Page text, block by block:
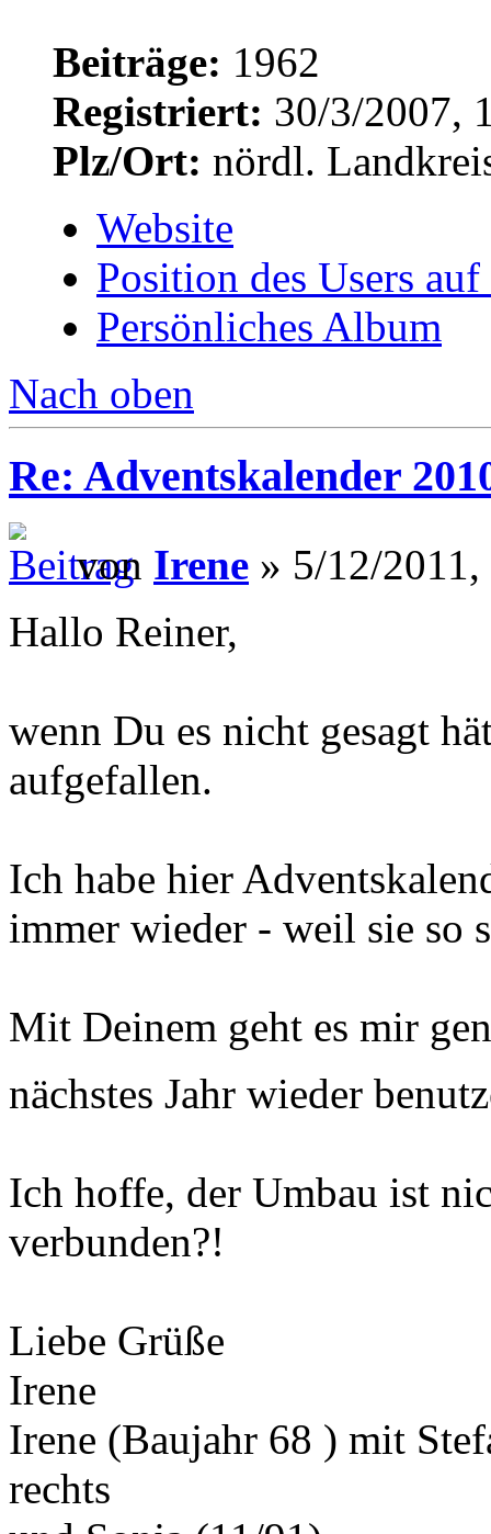
Beiträge: 1962
Registriert: 30/3/2007,
Plz/Ort: nördl.
Website
Position des Users
Persönliches Album
Nach oben
Re: Adventskalender
von Irene » 5/12/
Hallo Reiner,
wenn Du es nicht gesagt
aufgefallen.
Ich habe hier
immer wieder - weil sie so
Mit Deinem geht es mir
nächstes Jahr wieder
Ich hoffe, der Umbau ist
verbunden?!
Liebe Grüße
Irene
Irene (Baujahr 68 ) mit
rechts